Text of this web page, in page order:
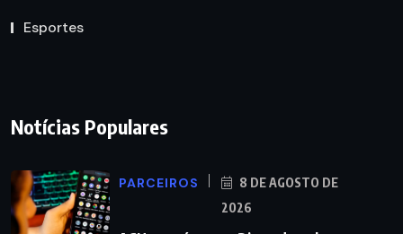
Esportes
Notícias Populares
PARCEIROS
8 DE AGOSTO DE
2026